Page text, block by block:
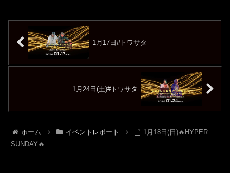
1月17日#トワサタ
1月24日(土)#トワサタ
ホーム イベントレポート
1月18日(日)🔥HYPER
SUNDAY🔥